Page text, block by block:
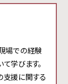
場での経験
学びます。
支援に関する